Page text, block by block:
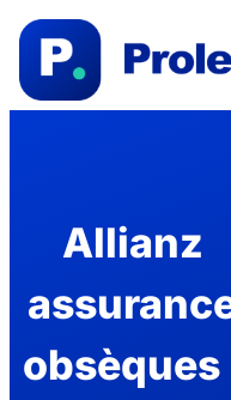
Allianz
obsèques